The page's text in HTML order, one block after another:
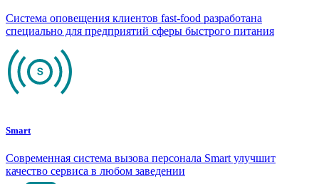
Система оповещения клиентов fast-food разработана
специально для предприятий сферы быстрого питания
Smart
Современная система вызова персонала Smart улучшит
качество сервиса в любом заведении